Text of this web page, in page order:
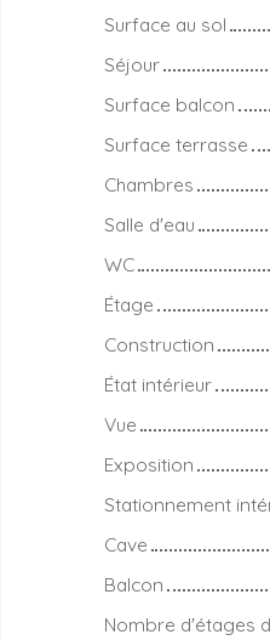
Surface au sol
Séjour
Surface balcon
Surface terrasse
Chambres
Salle d'eau
WC
Étage
Construction
État intérieur
Vue
Exposition
Stationnement
Cave
Balcon
Nombre d'étages